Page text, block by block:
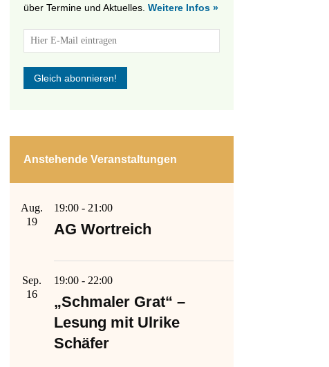
über Termine und Aktuelles. Weitere Infos »
Anstehende Veranstaltungen
Aug.
19
19:00 - 21:00
AG Wortreich
Sep.
16
19:00 - 22:00
„Schmaler Grat“ –
Lesung mit Ulrike
Schäfer